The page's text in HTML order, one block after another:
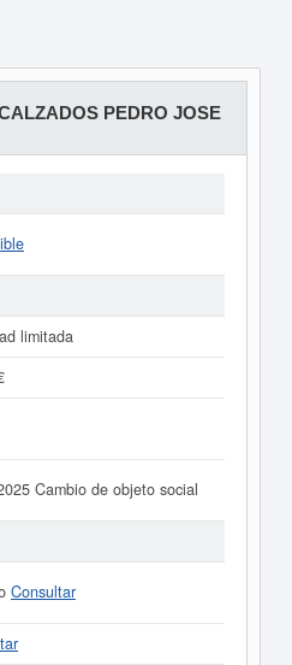
PEDRO JOSE
limitada
Cambio de objeto social
Consultar